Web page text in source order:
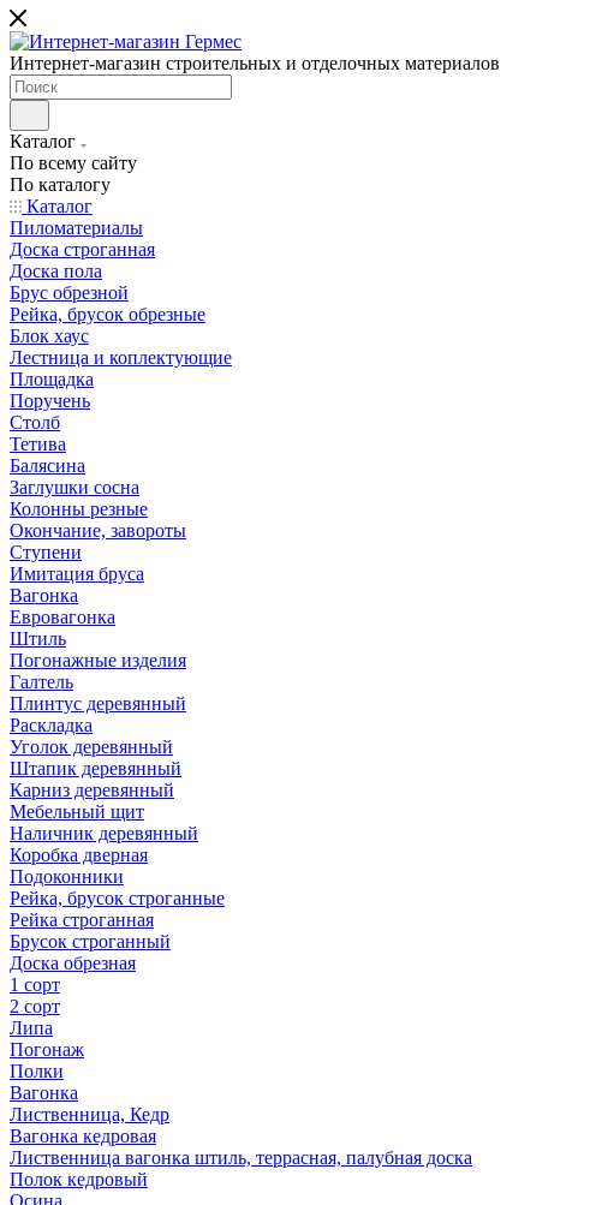
Интернет-магазин строительных и отделочных материалов
Каталог
По всему сайту
По каталогу
Каталог
Пиломатериалы
Доска строганная
Доска пола
Брус обрезной
Рейка, брусок обрезные
Блок хаус
Лестница и коплектующие
Площадка
Поручень
Столб
Тетива
Балясина
Заглушки сосна
Колонны резные
Окончание, завороты
Ступени
Имитация бруса
Вагонка
Евровагонка
Штиль
Погонажные изделия
Галтель
Плинтус деревянный
Раскладка
Уголок деревянный
Штапик деревянный
Карниз деревянный
Мебельный щит
Наличник деревянный
Коробка дверная
Подоконники
Рейка, брусок строганные
Рейка строганная
Брусок строганный
Доска обрезная
1 сорт
2 сорт
Липа
Погонаж
Полки
Вагонка
Лиственница, Кедр
Вагонка кедровая
Лиственница вагонка штиль, террасная, палубная доска
Полок кедровый
Осина